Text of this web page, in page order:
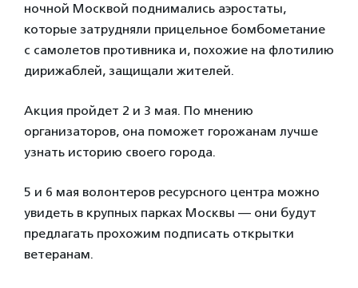
ночной Москвой поднимались аэростаты,
которые затрудняли прицельное бомбометание
с самолетов противника и, похожие на флотилию
дирижаблей, защищали жителей.
Акция пройдет 2 и 3 мая. По мнению
организаторов, она поможет горожанам лучше
узнать историю своего города.
5 и 6 мая волонтеров ресурсного центра можно
увидеть в крупных парках Москвы — они будут
предлагать прохожим подписать открытки
ветеранам.